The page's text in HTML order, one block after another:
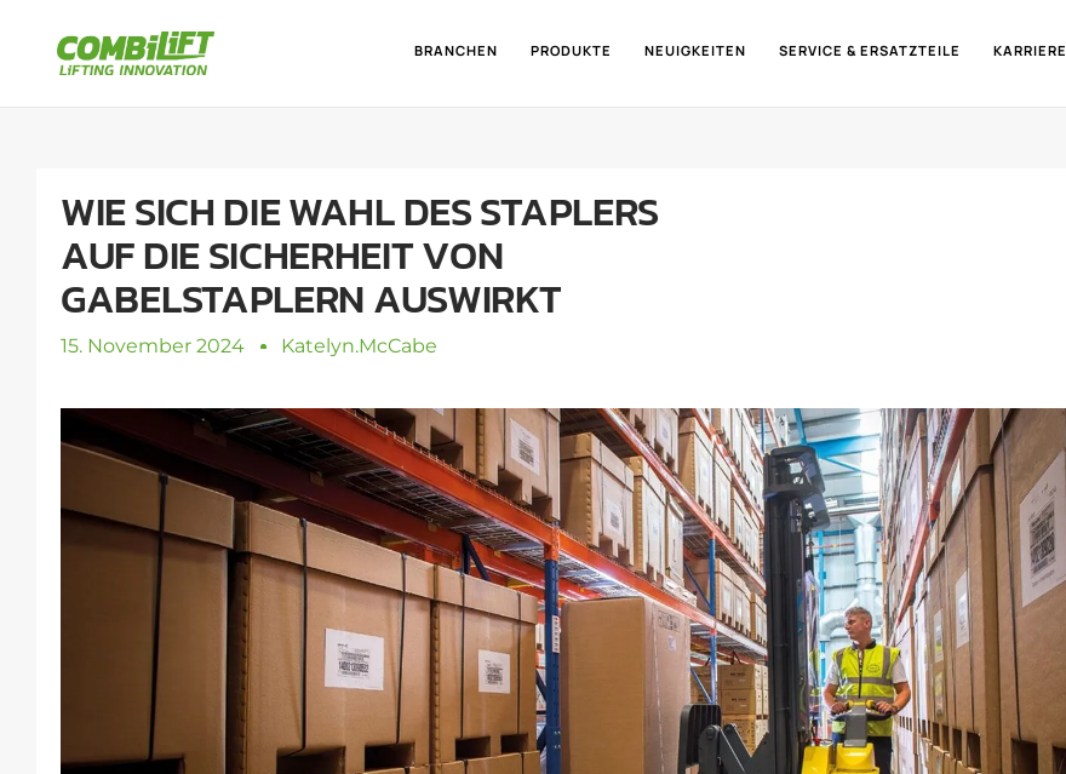
BRANCHEN PRODUKTE NEUIGKEITEN SERVICE & ERSATZTEILE KARRIERE
WIE SICH DIE WAHL DES STAPLERS
AUF DIE SICHERHEIT VON
GABELSTAPLERN AUSWIRKT
15. November 2024 Katelyn.mcCabe